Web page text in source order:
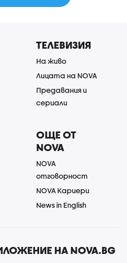
ТЕЛЕВИЗИЯ
На живо
Лицата на NOVA
Предавания и
сериали
ОЩЕ ОТ
NOVA
NOVA
отговорност
NOVA Кариери
News in English
НА NOVA.BG